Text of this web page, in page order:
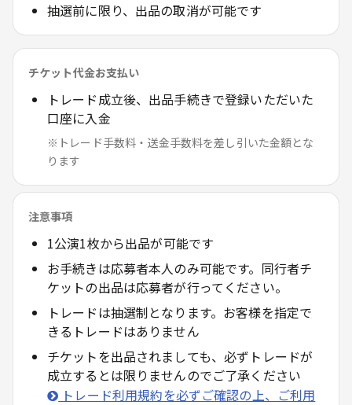
抽選前に限り、出品の取消が可能です
チケット代金お支払い
トレード成立後、出品手続きで登録いただいた
口座に入金
※トレード手数料・送金手数料を差し引いた金額とな
ります
注意事項
1公演1枚から出品が可能です
お手続きは応募者本人のみ可能です。同行者チ
ケットの出品は応募者が行ってください。
トレードは抽選制となります。お客様を指定で
きるトレードはありません
チケットを出品されましても、必ずトレードが
成立するとは限りませんのでご了承ください
トレード利用規約を必ずご確認の上、ご利用